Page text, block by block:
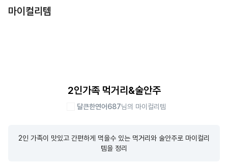
마이컬리템
2인가족 먹거리&술안주
달큰한연어687님의 마이컬리템
2인 가족이 맛있고 간편하게 먹을수 있는 먹거리와 술안주로 마이컬리
템을 정리